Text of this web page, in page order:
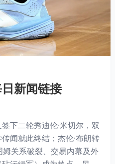
新闻链接
下二轮秀迪伦·米切尔，双
闻就此终结；杰伦·布朗转
关系破裂、交易内幕及外